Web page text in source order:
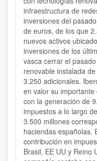
infraestructura de
inversiones del
de euros, de los que
nuevos activos
inversiones de los
vasca cerrar el
renovable instalada
3.250 adicionales.
en valor su
con la generación de
impuestos a lo largo
3.500 millones
haciendas españolas.
contribución en
Brasil, EE UU y Reino